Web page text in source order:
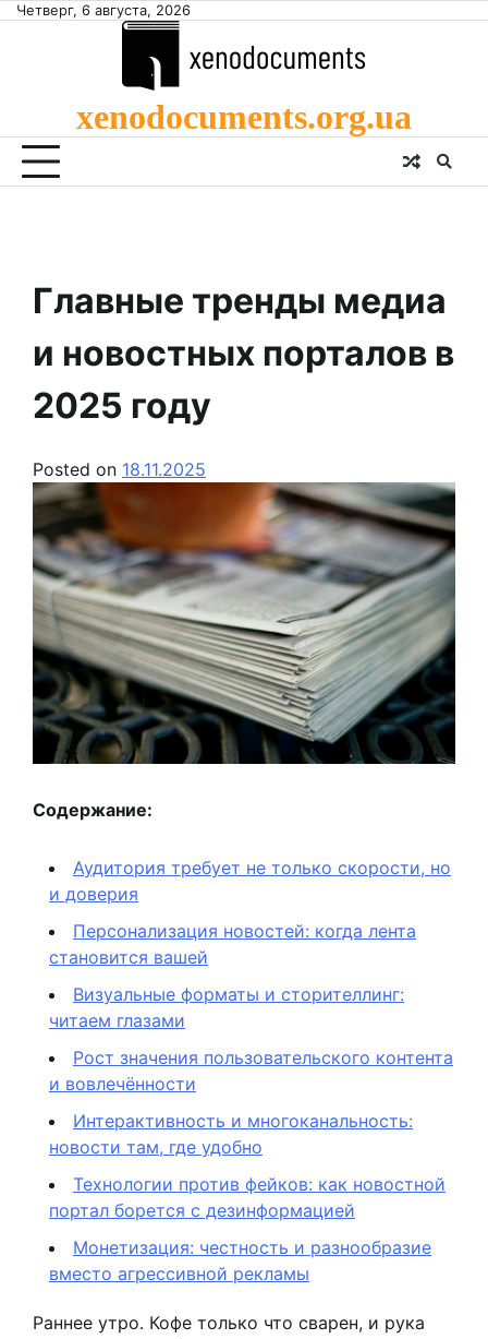
SkipЧетверг, 6 августа, 2026
xenodocuments.org.ua
Главные тренды медиа
и новостных порталов в
2025 году
Posted on 18.11.2025
Содержание:
Аудитория требует не только скорости, но
и доверия
Персонализация новостей: когда лента
становится вашей
Визуальные форматы и сторителлинг:
читаем глазами
Рост значения пользовательского контента
и вовлечённости
Интерактивность и многоканальность:
новости там, где удобно
Технологии против фейков: как новостной
портал борется с дезинформацией
Монетизация: честность и разнообразие
вместо агрессивной рекламы
Раннее утро. Кофе только что сварен, и рука